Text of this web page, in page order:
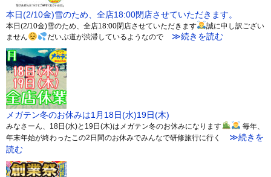
本日(2/10金)雪のため、全店18:00閉店させていただきます。
本日(2/10金)雪のため、全店18:00閉店させていただきます
誠に申し訳ござい
ません
だいぶ道が渋滞しているようなので≫続きを読む
メガテン冬のお休みは1月18日(水)19日(木)
みなさーん、18日(水)と19日(木)はメガテン冬のお休みになります
毎年、
年末年始が終わったこの2日間のお休みでみんなで研修旅行に行く
≫続きを
読む